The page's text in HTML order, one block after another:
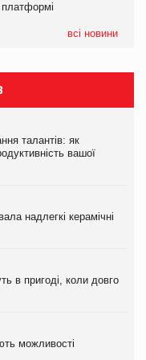
платформі
всі новини
магазинів
талантів: як
вашої
надлегкі керамічні
в пригоді, коли довго
можливості